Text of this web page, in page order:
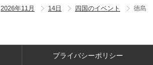
2026年11月 14日 四国のイベント
徳島
プライバシーポリシー